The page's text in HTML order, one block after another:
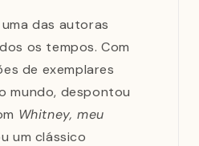
das autoras
os tempos. Com
de exemplares
mundo, despontou
Whitney, meu
um clássico